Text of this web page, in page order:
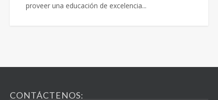
proveer una educación de excelencia...
CONTÁCTENOS: